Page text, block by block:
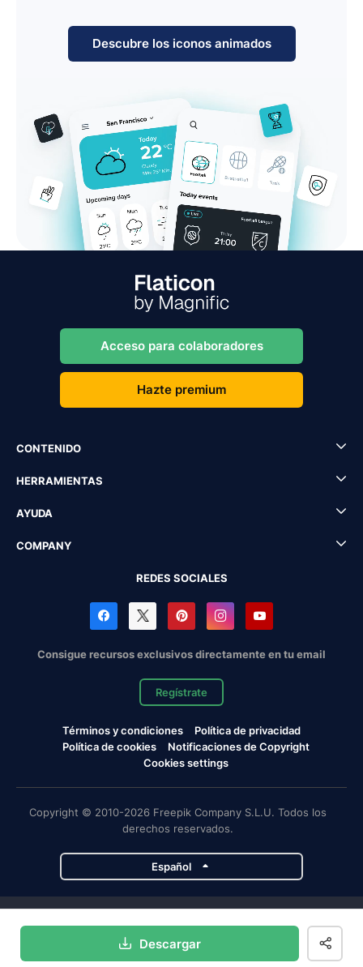
Descargar
Descubre los iconos animados
Acceso para colaboradores
Hazte premium
CONTENIDO
HERRAMIENTAS
AYUDA
COMPANY
REDES SOCIALES
Consigue recursos exclusivos directamente en tu email
Regístrate
Términos y condiciones
Política de privacidad
Política de cookies
Notificaciones de Copyright
Cookies settings
Copyright © 2010-2026 Freepik Company S.L.U. Todos los
derechos reservados.
Español
Magnific Flaticon